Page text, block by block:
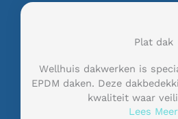
Plat dak
Wellhuis dakwerken is
EPDM daken. Deze
kwaliteit waar
Lees Meer